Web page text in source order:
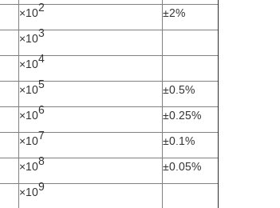
×102
±2%
×103
×104
×105
±0.5%
×106
±0.25%
×107
±0.1%
×108
±0.05%
×109